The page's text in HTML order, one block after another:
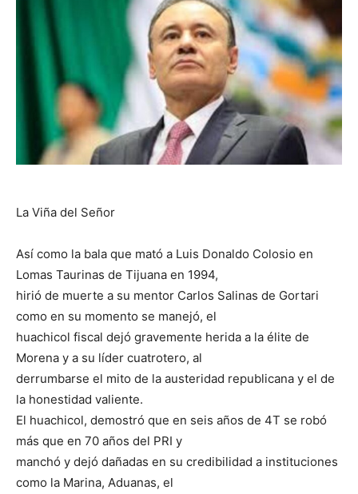
La Viña del Señor
Así como la bala que mató a Luis Donaldo Colosio en
Lomas Taurinas de Tijuana en 1994,
hirió de muerte a su mentor Carlos Salinas de Gortari
como en su momento se manejó, el
huachicol fiscal dejó gravemente herida a la élite de
Morena y a su líder cuatrotero, al
derrumbarse el mito de la austeridad republicana y el de
la honestidad valiente.
El huachicol, demostró que en seis años de 4T se robó
más que en 70 años del PRI y
manchó y dejó dañadas en su credibilidad a instituciones
como la Marina, Aduanas, el